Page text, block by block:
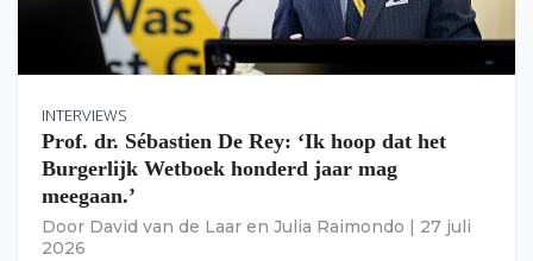
INTERVIEWS
Prof. dr. Sébastien De Rey: ‘Ik hoop dat het
Burgerlijk Wetboek honderd jaar mag
meegaan.’
Door David van de Laar en Julia Raimondo
27 juli
2026